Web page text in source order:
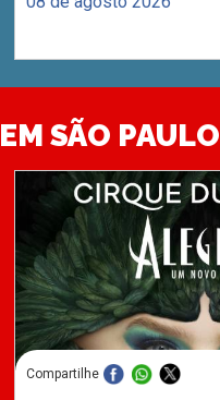
SÃO PAULO
Compartilhe